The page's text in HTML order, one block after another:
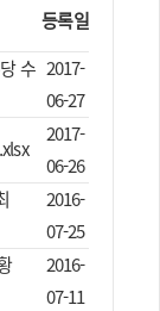
등록일
수 2017-
06-27
2017-
06-26
2016-
07-25
2016-
07-11